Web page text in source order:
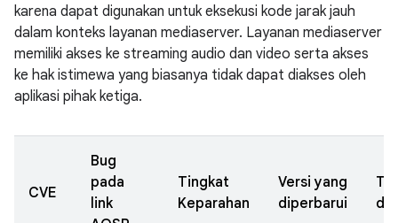
karena dapat digunakan untuk eksekusi kode jarak jauh
dalam konteks layanan mediaserver. Layanan mediaserver
memiliki akses ke streaming audio dan video serta akses
ke hak istimewa yang biasanya tidak dapat diakses oleh
aplikasi pihak ketiga.
CVE
Bug
pada
link
Tingkat
Keparahan
Versi yang
diperbarui